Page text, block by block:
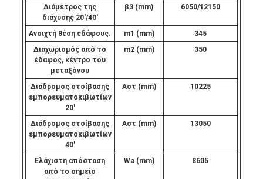
Διάμετρος της
διάχυσης 20'/40'
β3 (mm) 6050/12150
Ανοιχτή θέση εδάφους. m1 (mm)
345
Διαχωρισμός από το
έδαφος, κέντρο του
μεταξόνου
m2 (mm) 350
Διάδρομος στοίβασης
εμπορευματοκιβωτίων
20'
Αστ (mm) 10225
Διάδρομος στοίβασης
εμπορευματοκιβωτίων
40'
Αστ (mm) 13050
Ελάχιστη απόσταση
από το σημείο
Wa (mm) 8605